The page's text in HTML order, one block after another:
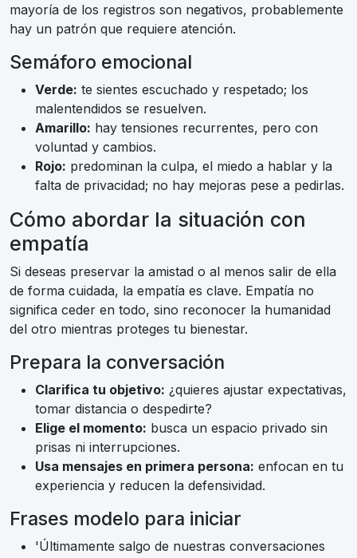
mayoría de los registros son negativos, probablemente
hay un patrón que requiere atención.
Semáforo emocional
Verde: te sientes escuchado y respetado; los
malentendidos se resuelven.
Amarillo: hay tensiones recurrentes, pero con
voluntad y cambios.
Rojo: predominan la culpa, el miedo a hablar y la
falta de privacidad; no hay mejoras pese a pedirlas.
Cómo abordar la situación con
empatía
Si deseas preservar la amistad o al menos salir de ella
de forma cuidada, la empatía es clave. Empatía no
significa ceder en todo, sino reconocer la humanidad
del otro mientras proteges tu bienestar.
Prepara la conversación
Clarifica tu objetivo: ¿quieres ajustar expectativas,
tomar distancia o despedirte?
Elige el momento: busca un espacio privado sin
prisas ni interrupciones.
Usa mensajes en primera persona: enfocan en tu
experiencia y reducen la defensividad.
Frases modelo para iniciar
'Últimamente salgo de nuestras conversaciones